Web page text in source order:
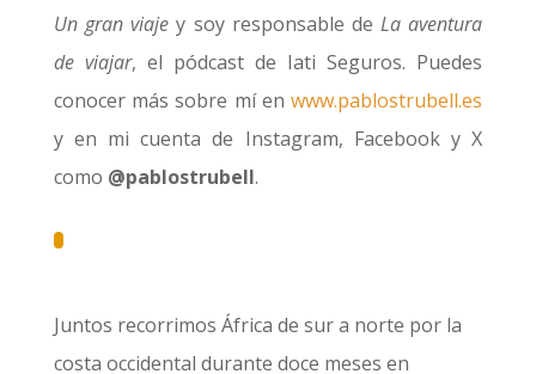
Un gran viajey soy responsable deLa aventura
de viajar, el pódcast de Iati Seguros. Puedes
conocer más sobre mí enwww.pablostrubell.es
y en mi cuenta de Instagram, Facebook y X
como @pablostrubell.
Juntos recorrimos África de sur a norte por la
costa occidental durante doce meses en